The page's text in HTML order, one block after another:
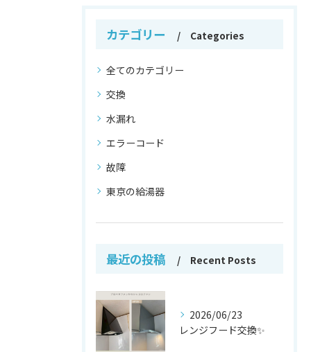
カテゴリー Categories
全てのカテゴリー
交換
水漏れ
エラーコード
故障
東京の給湯器
最近の投稿 Recent Posts
2026/06/23
レンジフード交換✨